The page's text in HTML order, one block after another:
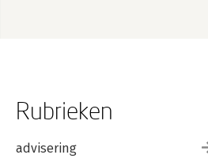
Rubrieken
advisering